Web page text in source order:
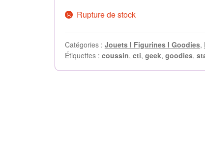
Rupture de stock
Catégories : Jouets I Figurines I Goodies,
Étiquettes : coussin, cti, geek, goodies,